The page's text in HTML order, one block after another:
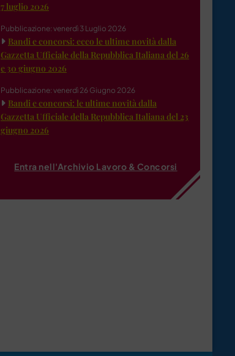
7 luglio 2026
Pubblicazione: venerdì 3 Luglio 2026
Bandi e concorsi: ecco le ultime novità dalla
Gazzetta Ufficiale della Repubblica Italiana del 26
e 30 giugno 2026
Pubblicazione: venerdì 26 Giugno 2026
Bandi e concorsi: le ultime novità dalla
Gazzetta Ufficiale della Repubblica Italiana del 23
giugno 2026
Entra nell'Archivio Lavoro & Concorsi